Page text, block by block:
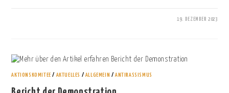
19. DEZEMBER 2023
AKTIONSKOMITEE /AKTUELLES /ALLGEMEIN /ANTIRASSISMUS